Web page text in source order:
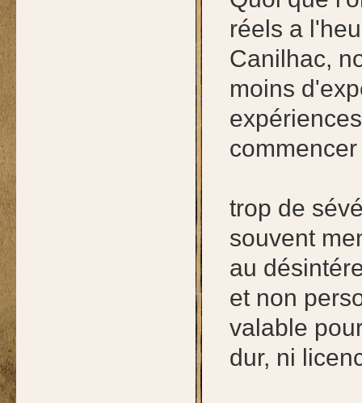
réels a
Canilhac,
moins
trop de
souvent
au
et non
valable
dur, ni